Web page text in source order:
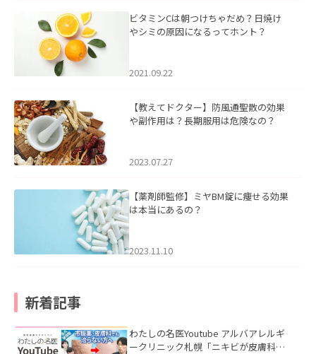
ビタミンCは朝つけちゃだめ？日焼け
やシミの原因になるってホント？
2021.09.22
【教えてドクター】防風通聖散の効果
や副作用は？長期服用は危険なの？
2023.07.27
【薬剤師監修】ミヤBM錠に痩せる効果
は本当にあるの？
2023.11.10
新着記事
わたしの名医Youtube アルバアレルギ
ークリニック札幌「ニキビが皮膚科で